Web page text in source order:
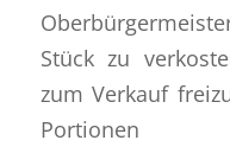
Stück zu
zum Verkauf
Portionen